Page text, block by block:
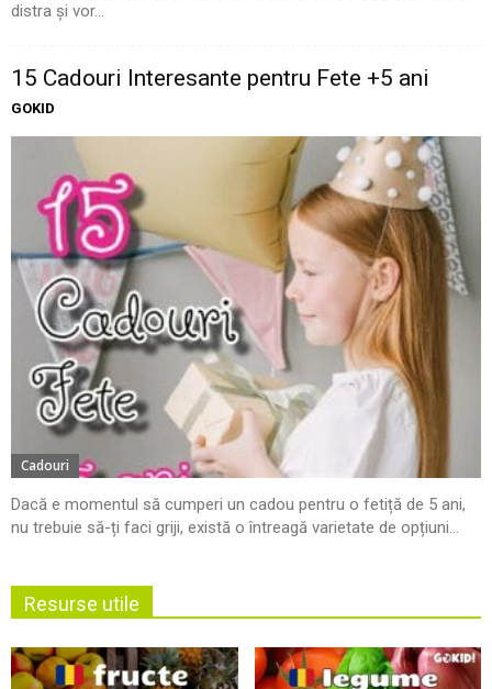
distra și vor...
15 Cadouri Interesante pentru Fete +5 ani
GOKID
Cadouri
Dacă e momentul să cumperi un cadou pentru o fetiță de 5 ani,
nu trebuie să-ți faci griji, există o întreagă varietate de opțiuni...
Resurse utile